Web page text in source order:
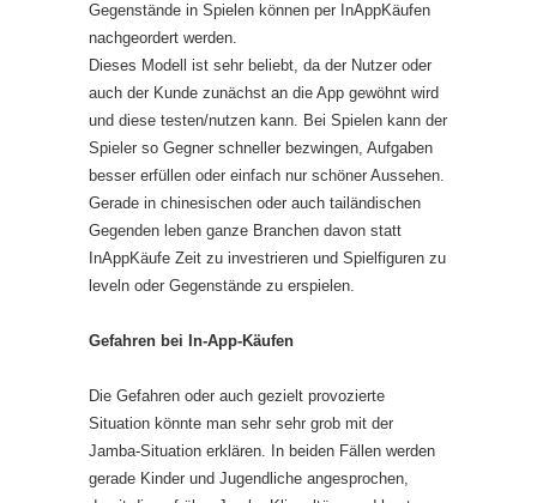
Gegenstände in Spielen können per InAppKäufen
nachgeordert werden.
Dieses Modell ist sehr beliebt, da der Nutzer oder
auch der Kunde zunächst an die App gewöhnt wird
und diese testen/nutzen kann. Bei Spielen kann der
Spieler so Gegner schneller bezwingen, Aufgaben
besser erfüllen oder einfach nur schöner Aussehen.
Gerade in chinesischen oder auch tailändischen
Gegenden leben ganze Branchen davon statt
InAppKäufe Zeit zu investrieren und Spielfiguren zu
leveln oder Gegenstände zu erspielen.
Gefahren bei In-App-Käufen
Die Gefahren oder auch gezielt provozierte
Situation könnte man sehr sehr grob mit der
Jamba-Situation erklären. In beiden Fällen werden
gerade Kinder und Jugendliche angesprochen,